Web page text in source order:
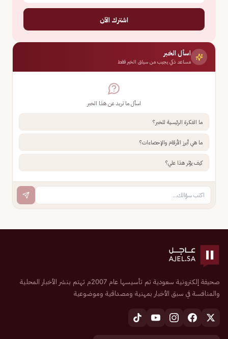
اشترك الآن
اسأل الخبر
مساعد ذكي يجيب من سياق الخبر فقط
اسأل ما تريد عن هذا الخبر
ما الفكرة الرئيسية للخبر؟
ما هي أبرز الأرقام والإحصاءات؟
كيف يؤثر هذا علي؟
صحيفة إلكترونية سعودية تم تأسيسها عام 2007م تهتم بنشر الأخبار المحلية
والمنافسة في سبق الأخبار بمهنية ومصداقية وموضوعية